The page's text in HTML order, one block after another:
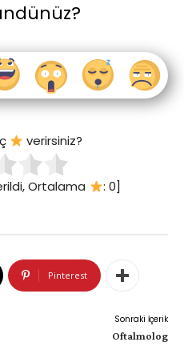
verirsiniz?
Ortalama : 0]
Pinterest
Sonraki İçerik
Oftalmolog